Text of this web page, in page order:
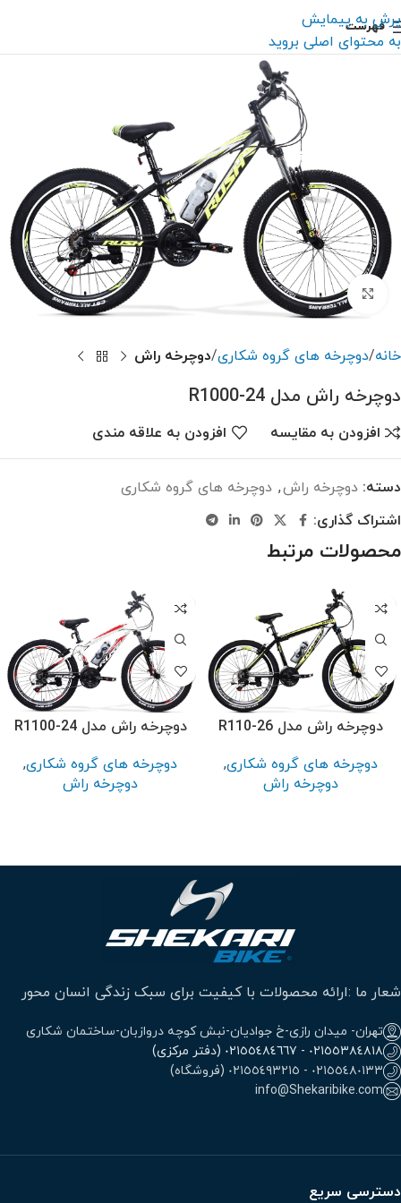
پرش به پیمایش
به محتوای اصلی بروید
فهرست
بزرگنمایی تصویر
خانه دوچرخه های گروه شکاری دوچرخه راش
دوچرخه راش مدل R1000-24
افزودن به مقایسه افزودن به علاقه مندی
دسته: دوچرخه راش, دوچرخه های گروه شکاری
اشتراک گذاری:
محصولات مرتبط
دوچرخه راش مدل R110-26
دوچرخه های گروه شکاری,
دوچرخه راش
دوچرخه راش مدل R1100-24
دوچرخه های گروه شکاری,
دوچرخه راش
شعار ما :ارائه محصولات با کیفیت برای سبک زندگی انسان محور
تهران- میدان رازی-خ جوادیان-نبش کوچه دروازبان-ساختمان شکاری
٠٢١٥٥٣٨٤٨١٨ - ٠٢١٥٥٤٨٤٦٦٧ (دفتر مرکزی)
٠٢١٥٥٤٨٠١٣٣ - ٠٢١٥٥٤٩٣٢١٥ (فروشگاه)
info@Shekaribike.com
دسترسی سریع